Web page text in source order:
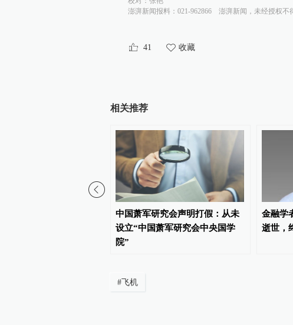
澎湃新闻报料：021-962866
澎湃新闻，未经授权不
41 收藏
相关推荐
中国萧军研究会声明打假：从未
设立“中国萧军研究会中央国学
院”
金融学
逝世，
# 飞机